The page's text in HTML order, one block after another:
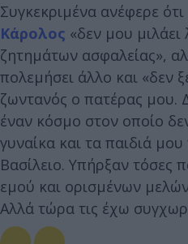
Συγκεκριμένα ανέφερε ότι
Κάρολος «δεν μου
ζητημάτων ασφαλείας»,
πολεμήσει άλλο και «δεν
ζωντανός ο πατέρας
έναν κόσμο στον οποίο
γυναίκα και τα παιδιά
Βασίλειο. Υπήρξαν τόσες
εμού και ορισμένων
Αλλά τώρα τις έχω